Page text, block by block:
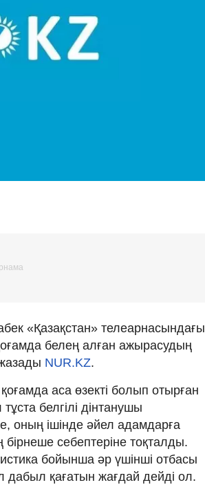
«Қазақстан» телеарнасындағы
белең алған ажырасудың
NUR.KZ.
аса өзекті болып отырған
белгілі дінтанушы
оның ішінде әйел адамдарға
себептеріне тоқталды.
бойынша әр үшінші отбасы
қағатын жағдай дейді ол.